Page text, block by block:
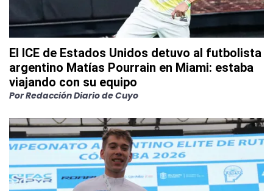
El ICE de Estados Unidos detuvo al futbolista
argentino Matías Pourrain en Miami: estaba
viajando con su equipo
PorRedacción Diario de Cuyo